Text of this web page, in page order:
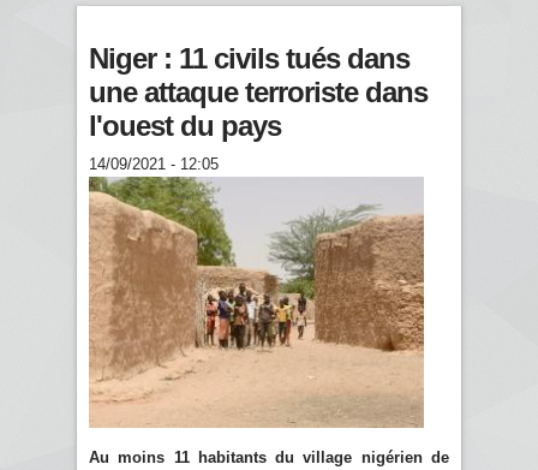
Niger : 11 civils tués dans
une attaque terroriste dans
l'ouest du pays
14/09/2021 - 12:05
Au moins 11 habitants du village nigérien de